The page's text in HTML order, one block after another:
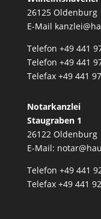
26125 Oldenburg
E-Mail
Telefon +49 441
Telefon +49 441
Telefax +49 441
Notarkanzlei
Staugraben 1
26122 Oldenburg
E-Mail:
Telefon +49 441
Telefax +49 441